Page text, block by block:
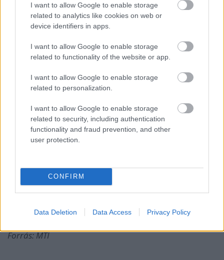
I want to allow Google to enable storage
related to analytics like cookies on web or
device identifiers in apps.
I want to allow Google to enable storage
related to functionality of the website or app.
I want to allow Google to enable storage
related to personalization.
I want to allow Google to enable storage
related to security, including authentication
functionality and fraud prevention, and other
user protection.
CONFIRM
Data Deletion Data Access Privacy Policy
alapított cég a cirkuszi műfaj hazai népszerűségét
nemcsak a Fővárosi Nagycirkusz üzemeltetésével,
hanem egészen 1992-ig sátras utazó cirkuszok
működtetésével alapozta meg. A MACIVA a 60-as,
70-es években 250 cirkuszkocsival és több mint 300
magyar artistával, továbbá tigrisekből,
oroszlánokból, elefántokból álló menazsériával járta
a vidéki nagyvárosokat, de komplett magyar
cirkuszműsorral eljutott Bulgáriába, az NDK-ba,
Jugoszláviába, sőt Görögországba és a skandináv
országokba is.
ha azonban a pécsi bemutató jól sikerül,
megfontolják, hogy újra országszerte tartsanak
ilyen, a műfajt népszerűsítő bemutatókat.
Forrás: MTI